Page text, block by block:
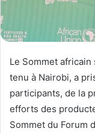
Le Sommet
tenu à Nairobi, a
participants, de la
efforts des
Sommet du Forum